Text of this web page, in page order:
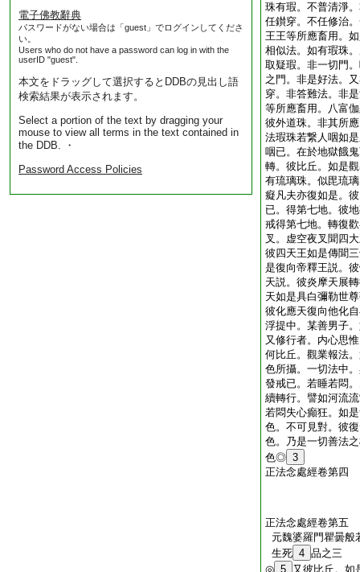
電子佛教辭典
パスワードがない場合は「guest」でログインしてくださ
い。
Users who do not have a password can log in with the
userID "guest".
本文をドラッグして選択するとDDBの見出し語
検索結果が表示されます。
Select a portion of the text by dragging your
mouse to view all terms in the text contained in
the DDB. ・
Password Access Policies
珠有瑕。不普清淨
任鑚穿。不任修治
王王等所應畜用。
相似法。如有瑕珠
取疑瑕。非一切門
之門。非是好法。
穿。非答難法。非
等所應畜用。八富
彼外道珠。非其所
法瑕珠若繋人咽如
咽已。在於地獄餓
轉。彼比丘。如是
有琉璃珠。似毘琉
癡凡夫亦復如是。
已。得第七地。彼
戒得第七地。轉復
叉。虚空夜叉聞四
彼四天王如是傳聞
是復向帝釋王説。
天説。彼炎摩天展
天如是具白彌勒世
彼化應天復向他化
浮提中。某善男子
又修行者。内心思
何比丘。觀業報法
色所攝。一切法中
發戒已。若睡若悶
續轉行。譬如河流
若悶失心癲狂。如
色。不可見對。彼
色。乃是一切善法
色◎ 3
正法念處經卷第四
正法念處經卷第五
元魏婆羅門瞿曇般
生死 4 品之三
◎ 5 又彼比丘。如